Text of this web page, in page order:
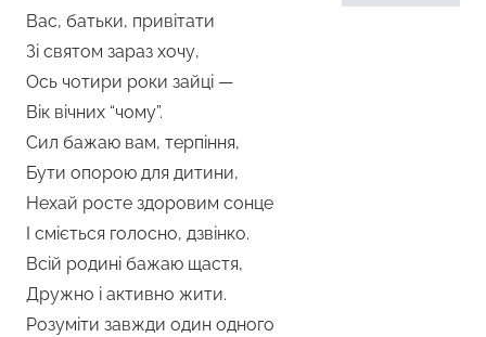
Вас, батьки, привітати
Зі святом зараз хочу,
Ось чотири роки зайці —
Вік вічних “чому”.
Сил бажаю вам, терпіння,
Бути опорою для дитини,
Нехай росте здоровим сонце
І сміється голосно, дзвінко.
Всій родині бажаю щастя,
Дружно і активно жити.
Розуміти завжди один одного